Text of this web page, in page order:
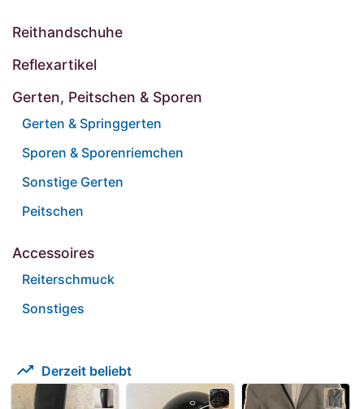
Reithandschuhe
Reflexartikel
Gerten, Peitschen & Sporen
Gerten & Springgerten
Sporen & Sporenriemchen
Sonstige Gerten
Peitschen
Accessoires
Reiterschmuck
Sonstiges
trending_up Derzeit beliebt